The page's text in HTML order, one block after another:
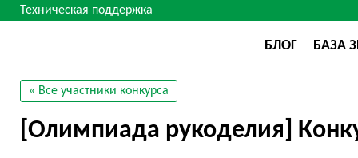
Техническая поддержка
БЛОГ БАЗА
« Все участники конкурса
[Олимпиада рукоделия]